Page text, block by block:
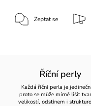
Zeptat se
Říční perly
Každá říční perla je
proto se může mírně lišit
velikostí, odstínem i